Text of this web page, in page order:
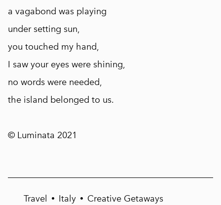
a vagabond was playing
under setting sun,
you touched my hand,
I saw your eyes were shining,
no words were needed,
the island belonged to us.
© Luminata 2021
Travel • Italy • Creative Getaways